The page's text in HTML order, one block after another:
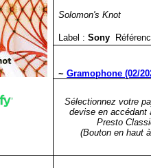
Solomon's Knot
Label : Sony
~Gramophone (02/
Sélectionnez votre
devise en accédant
Presto
(Bouton en haut